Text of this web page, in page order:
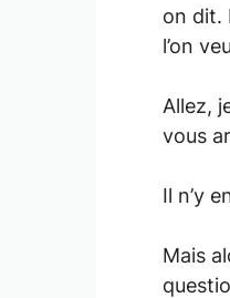
on dit.
l’on
Allez,
vous
Il n’y
Mais